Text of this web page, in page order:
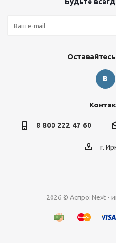
Будьте
8 800 222 47 60
г.
2026 © Аспро: Next -